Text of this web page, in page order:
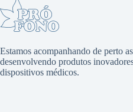
Estamos acompanhando de perto
desenvolvendo produtos
dispositivos médicos.